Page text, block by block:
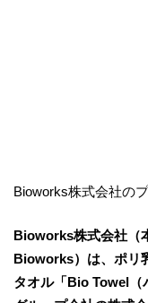
Bioworks株式会社の
Bioworks株式会社（
Bioworks）は、ポリ
タオル「Bio Towel（